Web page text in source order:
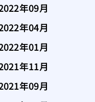
年09月
年04月
年01月
年11月
年09月